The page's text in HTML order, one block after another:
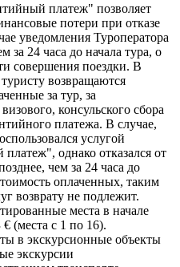
платеж" позволяет
потери при отказе
уведомления Туроператора
за 24 часа до начала тура, о
совершения поездки. В
возвращаются
за тур, за
консульского сбора
платежа. В случае,
услугой
однако отказался от
чем за 24 часа до
оплаченных, таким
возврату не подлежит.
места в начале
€ (места с 1 по 16).
в экскурсионные объекты
экскурсии